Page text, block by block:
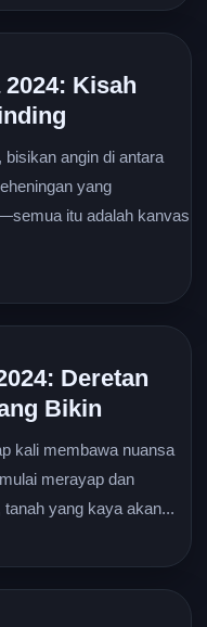
Kisah
angin di antara
yang
itu adalah kanvas
Deretan
Bikin
kali membawa nuansa
merayap dan
yang kaya akan...